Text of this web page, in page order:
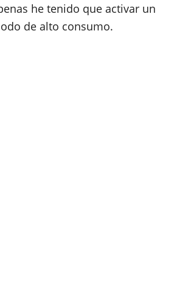
he tenido que activar un
de alto consumo.